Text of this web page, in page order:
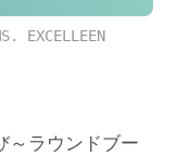
EXCELLEEN
～ラウンドブー